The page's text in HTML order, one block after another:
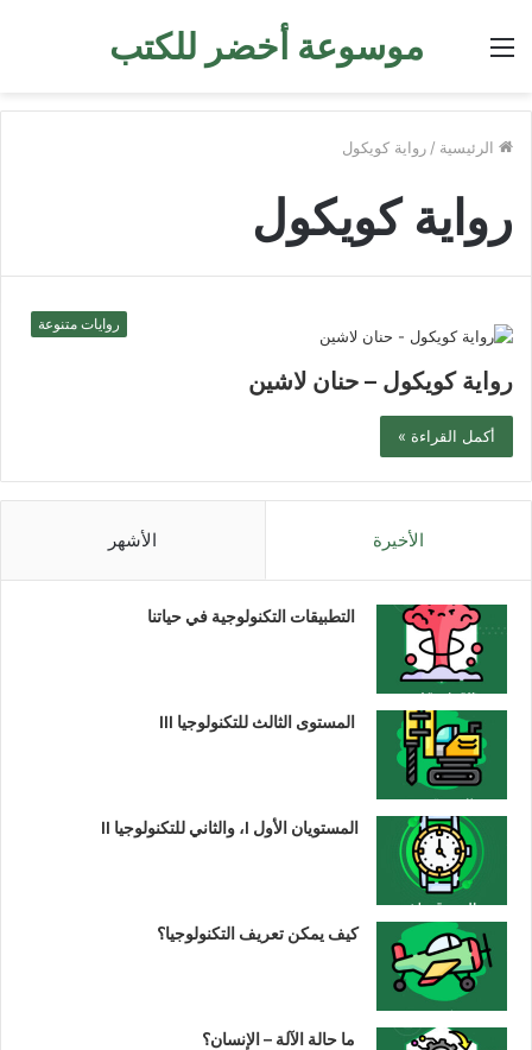
موسوعة أخضر للكتب القائمة
الرئيسية / رواية كويكول
رواية كويكول
روايات متنوعة
رواية كويكول – حنان لاشين
أكمل القراءة »
الأخيرة الأشهر
التطبيقات التكنولوجية في حياتنا
المستوى الثالث للتكنولوجيا III
المستويان الأول I، والثاني للتكنولوجيا II
كيف يمكن تعريف التكنولوجيا؟
ما حالة الآلة – الإنسان؟